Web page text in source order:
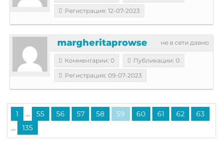
Регистрация: 12-07-2023
не в сети давно
margheritaprowse
Комментарии: 0
Публикации: 0
Регистрация: 09-07-2023
1 ... 55 56 57 58 59 60 61 62 63
... 135